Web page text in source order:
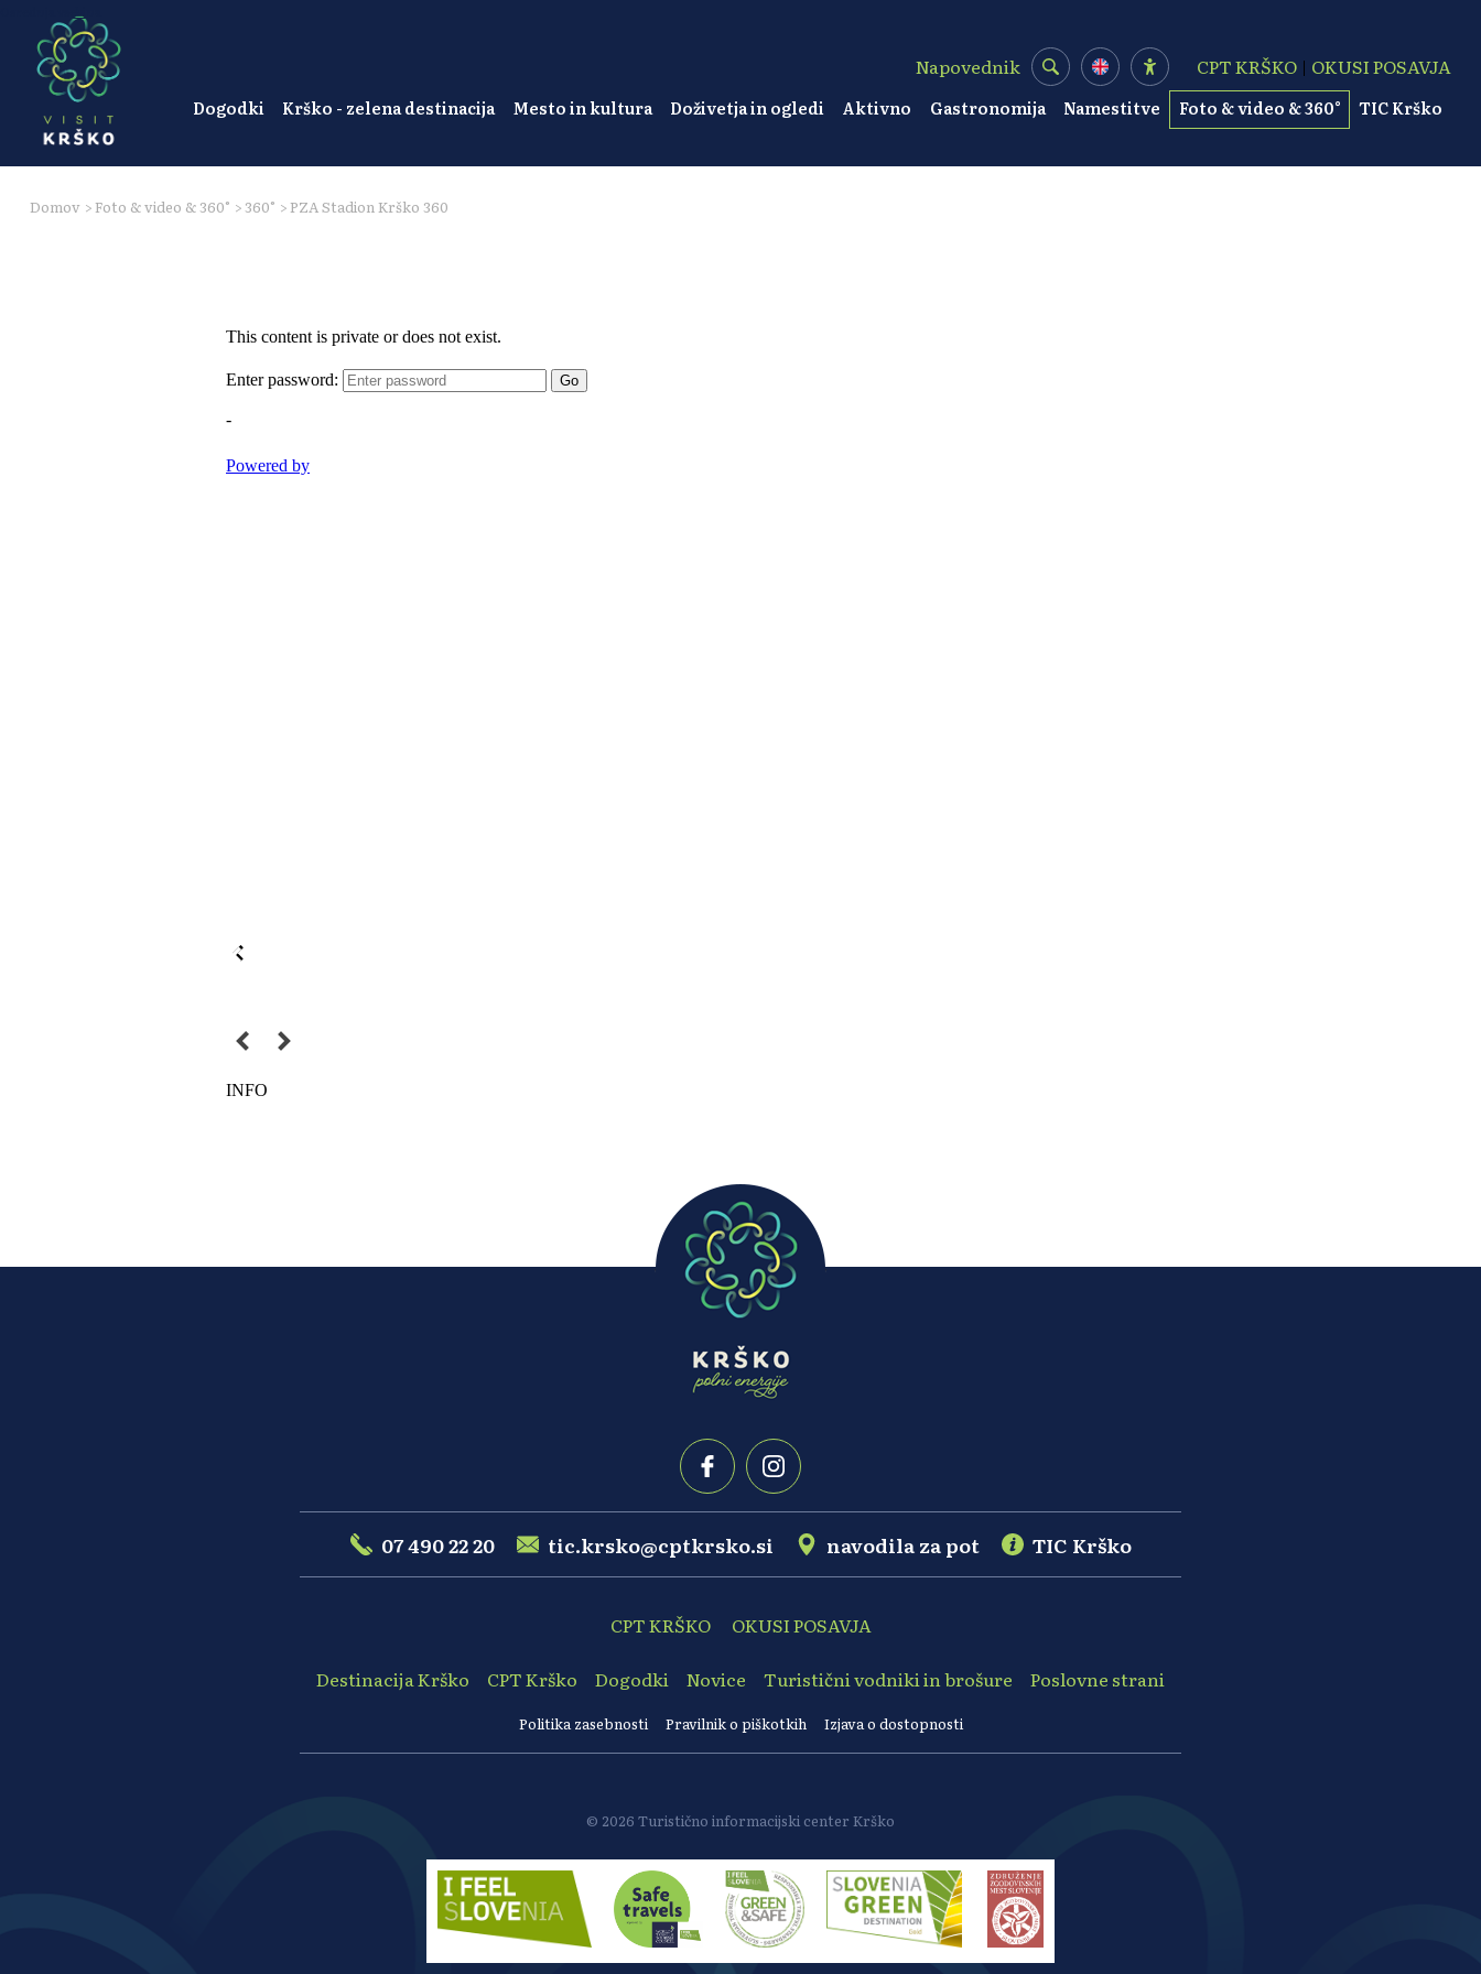
Napovednik CPT KRŠKO | OKUSI POSAVJA
Dogodki Krško - zelena destinacija Mesto in kultura Doživetja in ogledi Aktivno Gastronomija Namestitve Foto & video & 360° TIC Krško
Domov > Foto & video & 360° >360° > PZA Stadion Krško 360
07 490 22 20 tic.krsko@cptkrsko.si navodila za pot TIC Krško
CPT KRŠKO OKUSI POSAVJA
Destinacija Krško CPT Krško Dogodki Novice Turistični vodniki in brošure Poslovne strani
Politika zasebnosti Pravilnik o piškotkih Izjava o dostopnosti
© 2026 Turistično informacijski center Krško